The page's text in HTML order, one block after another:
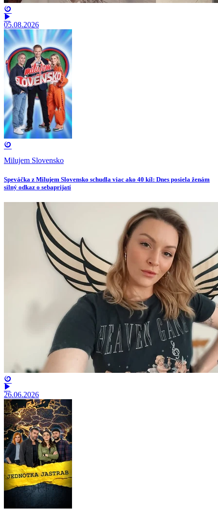
05.08.2026
Milujem Slovensko
Speváčka z Milujem Slovensko schudla viac ako 40 kíl: Dnes posiela ženám
silný odkaz o sebaprijatí
26.06.2026